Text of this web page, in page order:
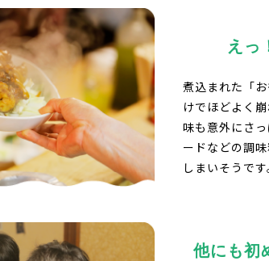
えっ
煮込まれた「
けでほどよく
味も意外にさ
ードなどの調
しまいそうです
他にも初